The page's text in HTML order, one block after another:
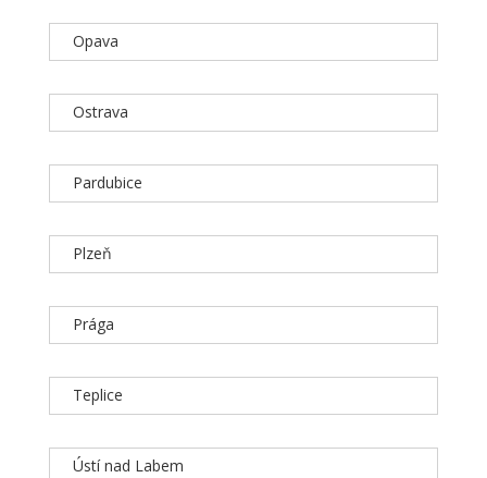
Opava
Ostrava
Pardubice
Plzeň
Prága
Teplice
Ústí nad Labem